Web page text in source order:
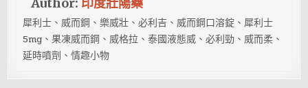
犀利士、威而鋼、樂威壯、必利吉、威而鋼口溶錠、犀利士
5mg、果凍威而鋼、威格拉、泰國液態威、必利勁、威而柔、
延時噴劑、情趣小物